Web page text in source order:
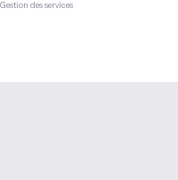
Gestion des services